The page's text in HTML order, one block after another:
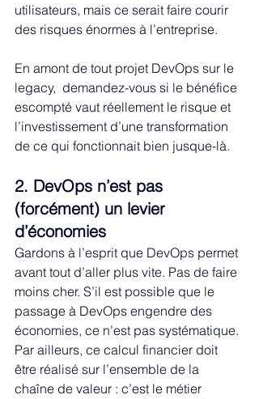
utilisateurs, mais ce serait faire courir
des risques énormes à l’entreprise.
En amont de tout projet DevOps sur le
legacy,  demandez-vous si le bénéfice
escompté vaut réellement le risque et
l’investissement d’une transformation
de ce qui fonctionnait bien jusque-là.
2. DevOps n’est pas
(forcément) un levier
d’économies
Gardons à l’esprit que DevOps permet
avant tout d’aller plus vite. Pas de faire
moins cher. S’il est possible que le
passage à DevOps engendre des
économies, ce n’est pas systématique.
Par ailleurs, ce calcul financier doit
être réalisé sur l’ensemble de la
chaîne de valeur : c’est le métier